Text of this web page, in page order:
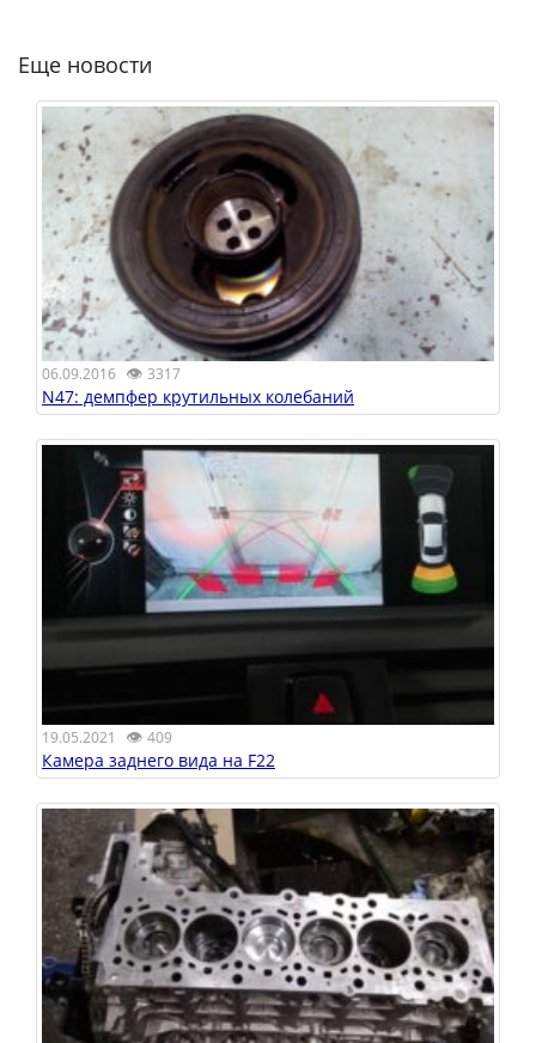
Еще новости
06.09.2016 👁 3317
N47: демпфер крутильных колебаний
19.05.2021 👁 409
Камера заднего вида на F22